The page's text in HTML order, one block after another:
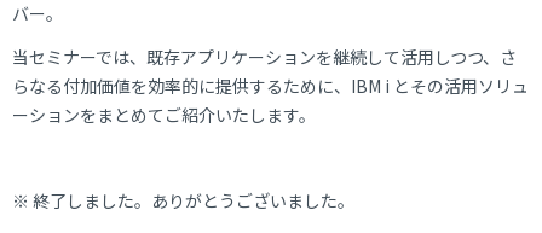
バー。
当セミナーでは、既存アプリケーションを継続して活用しつつ、さ
らなる付加価値を効率的に提供するために、IBM i とその活用ソリュ
ーションをまとめてご紹介いたします。
※ 終了しました。ありがとうございました。